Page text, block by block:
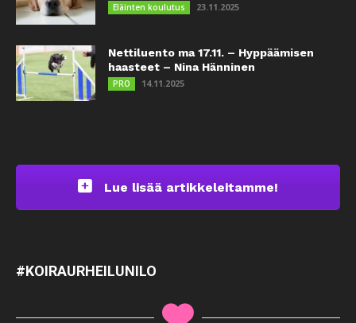
Eläinten koulutus 23.11.2025
Nettiluento ma 17.11. – Hyppäämisen
haasteet – Nina Hänninen
PRO 14.11.2025
Lue lisää artikkeleitamme!
#KOIRAURHEILUNILO